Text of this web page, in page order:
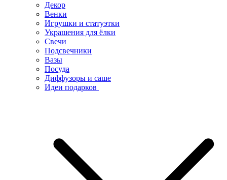
Декор
Венки
Игрушки и статуэтки
Украшения для ёлки
Свечи
Подсвечники
Вазы
Посуда
Диффузоры и саше
Идеи подарков